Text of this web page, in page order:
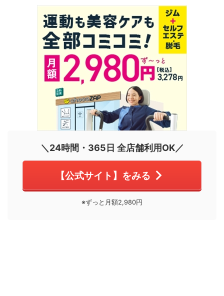
＼24時間・365日 全店舗利用OK／
【公式サイト】をみる
※ずっと月額2,980円